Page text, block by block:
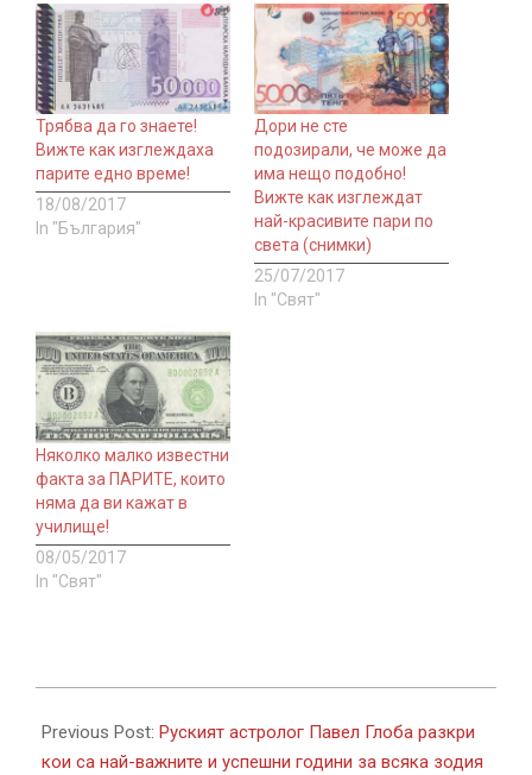
Трябва да го знаете!
Вижте как изглеждаха
парите едно време!
18/08/2017
In "България"
Дори не сте
подозирали, че може да
има нещо подобно!
Вижте как изглеждат
най-красивите пари по
света (снимки)
25/07/2017
In "Свят"
Няколко малко известни
факта за ПАРИТЕ, които
няма да ви кажат в
училище!
08/05/2017
In "Свят"
09-
14
Previous Post: Руският астролог Павел Глоба разкри
кои са най-важните и успешни години за всяка зодия